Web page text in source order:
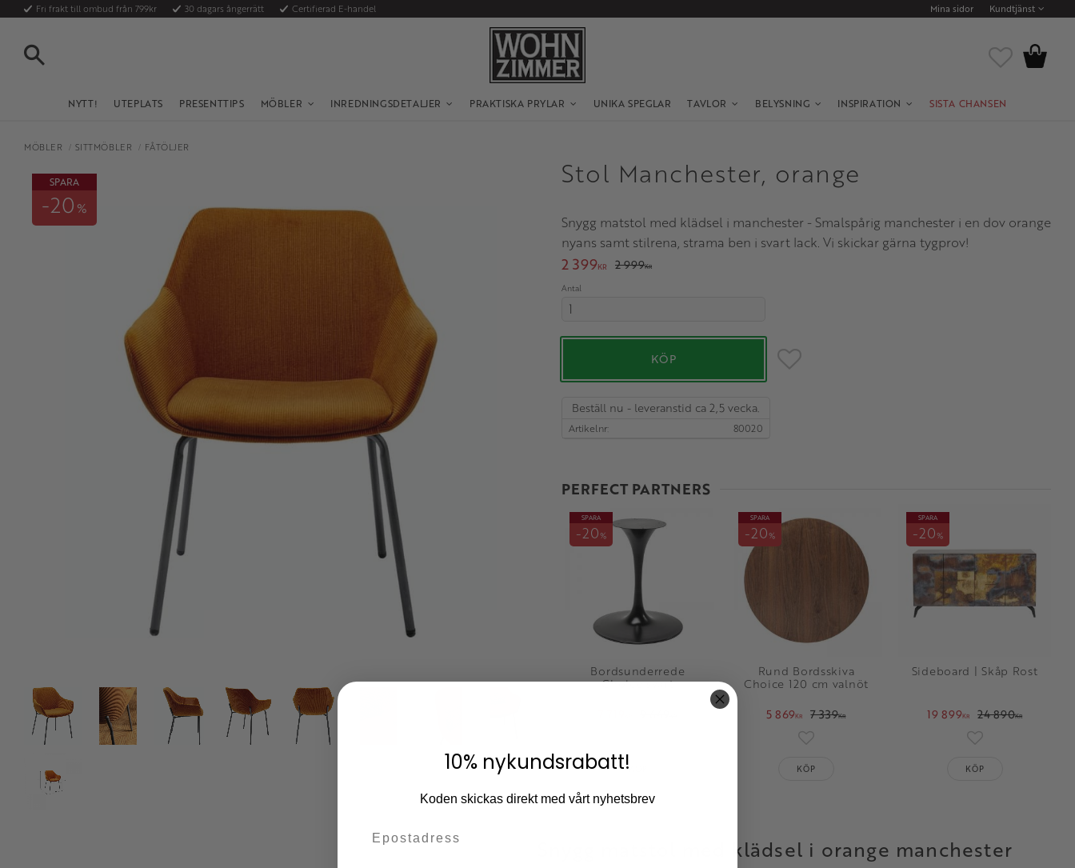
Fri frakt till ombud från 799kr 30 dagars ångerrätt Certifierad E-handel Mina sidor Kundtjänst
NYTT! UTEPLATS PRESENTTIPS MÖBLER INREDNINGSDETALJER PRAKTISKA PRYLAR UNIKA SPEGLAR TAVLOR BELYSNING INSPIRATION SISTA CHANSEN
Favoriter
Kundvagn
MÖBLER SITTMÖBLER FÅTÖLJER
Stol Manchester, orange
Snygg matstol med klädsel i manchester - Smalspårig manchester i en dov orange
nyans samt stilrena, strama ben i svart lack. Vi skickar gärna tygprov!
SPARA
20 %
Nedsatt pris:
2 399KR Ordinarie pris:
2 999KR
Antal
KÖP Lägg till i favoriter
Beställ nu - leveranstid ca 2,5 vecka.
Artikelnr 80020
PERFECT PARTNERS
Bordsunderrede
Choice svart
SPARA
20%
KÖP
Rund Bordsskiva
Choice 120 cm valnöt
5 869KR 7 339KR
SPARA
20%
KÖP
Sideboard | Skåp Rost
19 899KR 24 890KR
SPARA
20%
Lägg till i
KÖP
Snygg matstol med klädsel i orange manchester
10% nykundsrabatt!
Koden skickas direkt med vårt nyhetsbrev